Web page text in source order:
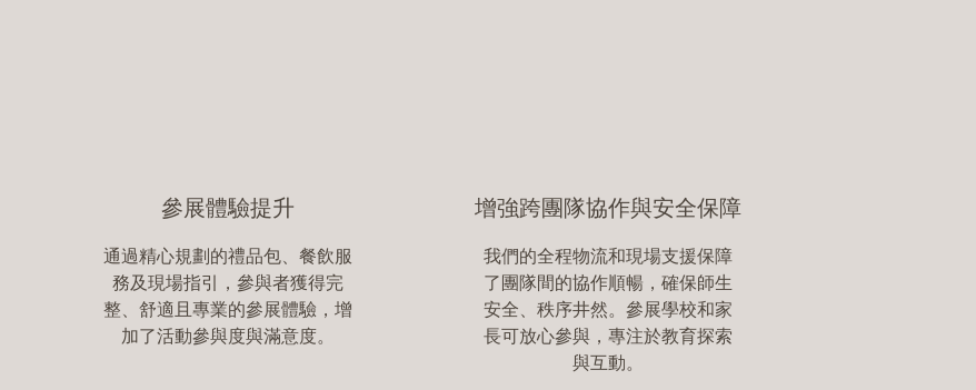
參展體驗提升
通過精心規劃的禮品包、餐飲服
務及現場指引，參與者獲得完
整、舒適且專業的參展體驗，增
加了活動參與度與滿意度。
增強跨團隊協作與安全保障
我們的全程物流和現場支援保障
了團隊間的協作順暢，確保師生
安全、秩序井然。參展學校和家
長可放心參與，專注於教育探索
與互動。